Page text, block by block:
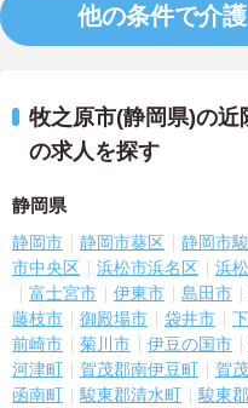
他の条件で介
牧之原市(静岡県)の
の求人を探す
静岡県
静岡市 静岡市葵区 静岡市
市中央区
浜松市浜名区 浜
富士宮市
伊東市 島田市
藤枝市
御殿場市 袋井市
前崎市
菊川市 伊豆の国市
河津町
賀茂郡南伊豆町 賀
函南町
駿東郡清水町 駿東